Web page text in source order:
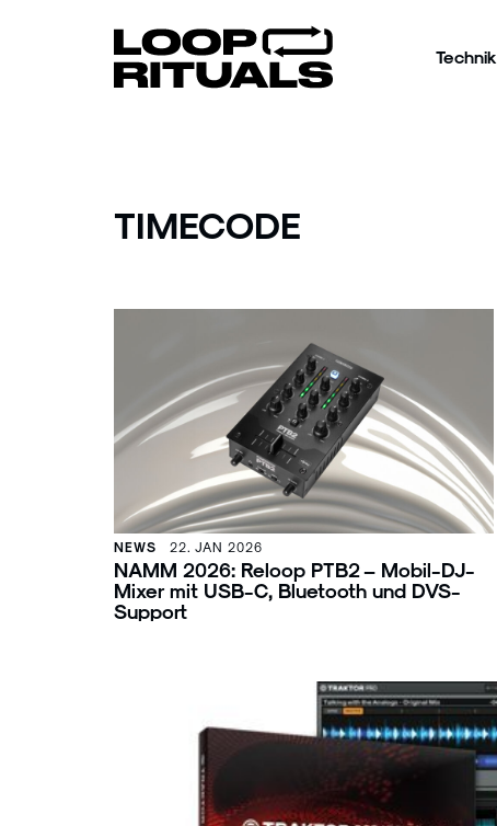
Technik
TIMECODE
NEWS 22. JAN 2026
NAMM 2026: Reloop PTB2 – Mobil-DJ-
Mixer mit USB-C, Bluetooth und DVS-
Support